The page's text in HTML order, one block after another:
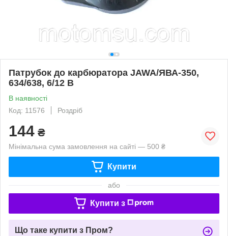
Патрубок до карбюратора JAWA/ЯВА-350,
634/638, 6/12 В
В наявності
Код: 11576
Роздріб
144 ₴
Мінімальна сума замовлення на сайті — 500 ₴
Купити
або
Купити з
Що таке купити з Пром?